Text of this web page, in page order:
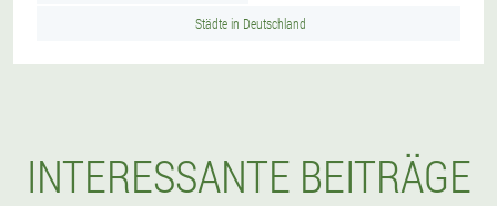
Städte in Deutschland
INTERESSANTE BEITRÄGE